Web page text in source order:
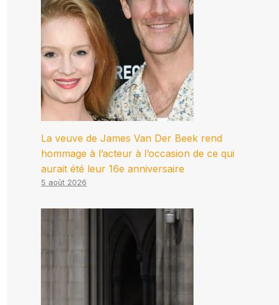
La veuve de James Van Der Beek rend
hommage à l’acteur à l’occasion de ce qui
aurait été leur 16e anniversaire
5 août 2026